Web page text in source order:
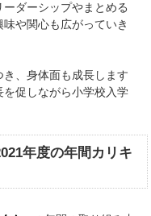
ダーシップやまとめる
や関心も広がっていき
、身体面も成長します
を促しながら小学校入学
年度の年間カリキ